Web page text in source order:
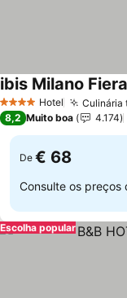
4 EstrelasHotel Culinária
ibis Milano Fiera
8,2 Muito boa 4.174
De € 68
Consulte os preços
Escolha popular